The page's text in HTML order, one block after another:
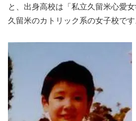
と、出身高校は「私立久留米心愛
久留米のカトリック系の女子校です